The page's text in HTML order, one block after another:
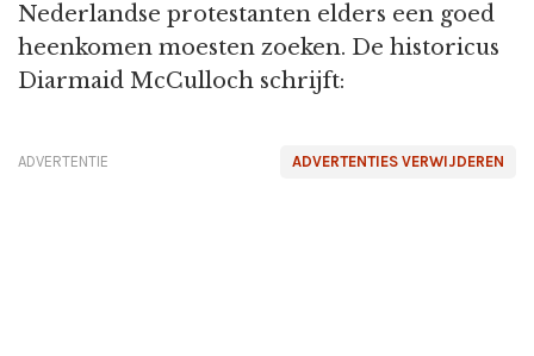
Nederlandse protestanten elders een goed
heenkomen moesten zoeken. De historicus
Diarmaid McCulloch schrijft:
ADVERTENTIES VERWIJDEREN
ADVERTENTIE